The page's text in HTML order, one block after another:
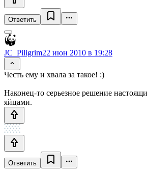
Ответить
JC_Piligrim22 июн 2010 в 19:28
Честь ему и хвала за такое! :)
Наконец-то серьезное решение
яйцами.
Ответить